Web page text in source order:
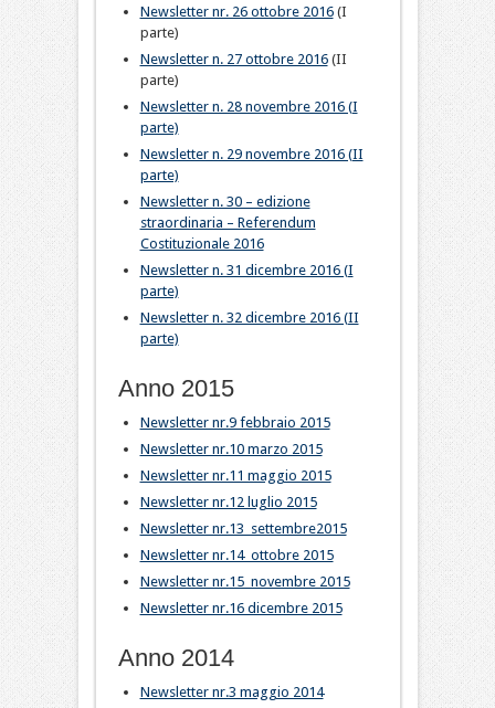
Newsletter nr. 26 ottobre 2016(I
parte)
Newsletter n. 27 ottobre 2016(II
parte)
Newsletter n. 28 novembre 2016 (I
parte)
Newsletter n. 29 novembre 2016 (II
parte)
Newsletter n. 30 – edizione
straordinaria – Referendum
Costituzionale 2016
Newsletter n. 31 dicembre 2016 (I
parte)
Newsletter n. 32 dicembre 2016 (II
parte)
Anno 2015
Newsletter nr.9 febbraio 2015
Newsletter nr.10 marzo 2015
Newsletter nr.11 maggio 2015
Newsletter nr.12 luglio 2015
Newsletter nr.13 settembre2015
Newsletter nr.14 ottobre 2015
Newsletter nr.15 novembre 2015
Newsletter nr.16 dicembre 2015
Anno 2014
Newsletter nr.3 maggio 2014